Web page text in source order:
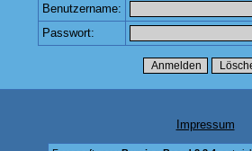
Benutzername:
Passwort:
Impressum